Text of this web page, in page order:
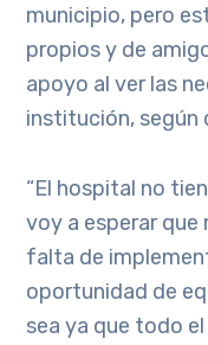
municipio, pero
propios y de
apoyo al ver las
institución, según
“El hospital no
voy a esperar que
falta de
oportunidad de
sea ya que todo